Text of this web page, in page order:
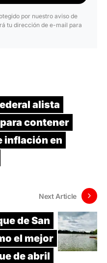
por nuestro aviso de
tu dirección de e-mail para
alista
contener
inflación en
Next Article
de San
el mejor
de abril